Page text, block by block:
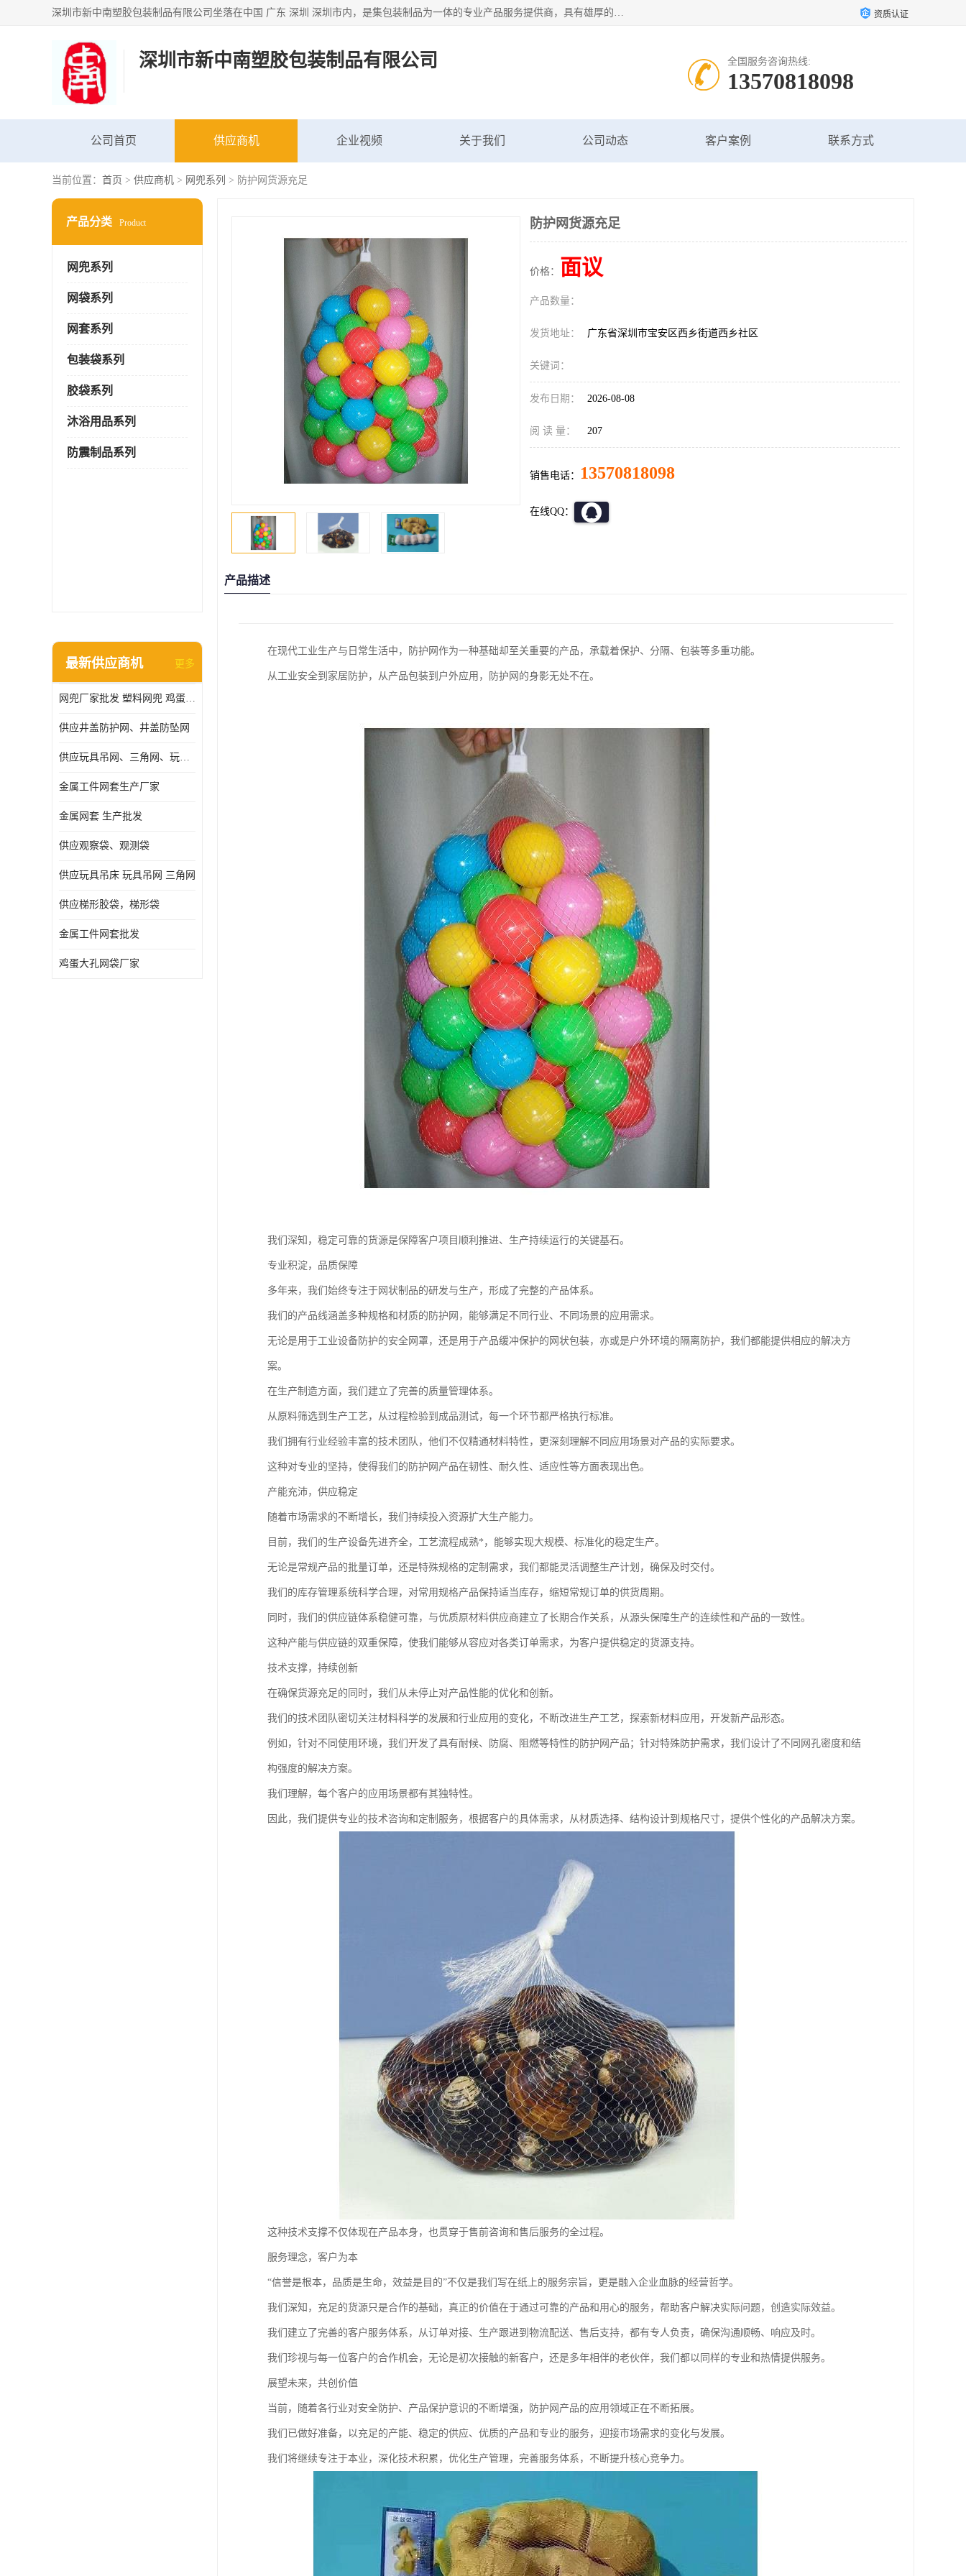
深圳市新中南塑胶包装制品有限公司坐落在中国 广东 深圳 深圳市内，是集包装制品为一体的专业产品服务提供商，具有雄厚的科研实力、技术实力和经济实力。主营网袋、网兜、网眼袋、网格袋、鱼丝网、尼龙网袋、网扣、网套等产品,大量批发,价格实惠。欢迎广大新老客户来电咨询价格、加盟、招商等服务。 资质认证
深圳市新中南塑胶包装制品有限公司 全国服务咨询热线:
13570818098
公司首页 供应商机 企业视频 关于我们 公司动态 客户案例 联系方式
当前位置： 首页 > 供应商机 > 网兜系列 > 防护网货源充足
产品分类 Product
网兜系列
网袋系列
网套系列
包装袋系列
胶袋系列
沐浴用品系列
防震制品系列
最新供应商机 更多
网兜厂家批发 塑料网兜 鸡蛋网兜
供应井盖防护网、井盖防坠网
供应玩具吊网、三角网、玩具吊床
金属工件网套生产厂家
金属网套 生产批发
供应观察袋、观测袋
供应玩具吊床 玩具吊网 三角网
供应梯形胶袋，梯形袋
金属工件网套批发
鸡蛋大孔网袋厂家
防护网货源充足
价格： 面议
产品数量：
发货地址： 广东省深圳市宝安区西乡街道西乡社区
关键词：
发布日期： 2026-08-08
阅 读 量： 207
销售电话： 13570818098
在线QQ：
产品描述
在现代工业生产与日常生活中，防护网作为一种基础却至关重要的产品，承载着保护、分隔、包装等多重功能。
从工业安全到家居防护，从产品包装到户外应用，防护网的身影无处不在。
我们深知，稳定可靠的货源是保障客户项目顺利推进、生产持续运行的关键基石。
专业积淀，品质保障
多年来，我们始终专注于网状制品的研发与生产，形成了完整的产品体系。
我们的产品线涵盖多种规格和材质的防护网，能够满足不同行业、不同场景的应用需求。
无论是用于工业设备防护的安全网罩，还是用于产品缓冲保护的网状包装，亦或是户外环境的隔离防护，我们都能提供相应的解决方
案。
在生产制造方面，我们建立了完善的质量管理体系。
从原料筛选到生产工艺，从过程检验到成品测试，每一个环节都严格执行标准。
我们拥有行业经验丰富的技术团队，他们不仅精通材料特性，更深刻理解不同应用场景对产品的实际要求。
这种对专业的坚持，使得我们的防护网产品在韧性、耐久性、适应性等方面表现出色。
产能充沛，供应稳定
随着市场需求的不断增长，我们持续投入资源扩大生产能力。
目前，我们的生产设备先进齐全，工艺流程成熟*，能够实现大规模、标准化的稳定生产。
无论是常规产品的批量订单，还是特殊规格的定制需求，我们都能灵活调整生产计划，确保及时交付。
我们的库存管理系统科学合理，对常用规格产品保持适当库存，缩短常规订单的供货周期。
同时，我们的供应链体系稳健可靠，与优质原材料供应商建立了长期合作关系，从源头保障生产的连续性和产品的一致性。
这种产能与供应链的双重保障，使我们能够从容应对各类订单需求，为客户提供稳定的货源支持。
技术支撑，持续创新
在确保货源充足的同时，我们从未停止对产品性能的优化和创新。
我们的技术团队密切关注材料科学的发展和行业应用的变化，不断改进生产工艺，探索新材料应用，开发新产品形态。
例如，针对不同使用环境，我们开发了具有耐候、防腐、阻燃等特性的防护网产品；针对特殊防护需求，我们设计了不同网孔密度和结
构强度的解决方案。
我们理解，每个客户的应用场景都有其独特性。
因此，我们提供专业的技术咨询和定制服务，根据客户的具体需求，从材质选择、结构设计到规格尺寸，提供个性化的产品解决方案。
这种技术支撑不仅体现在产品本身，也贯穿于售前咨询和售后服务的全过程。
服务理念，客户为本
“信誉是根本，品质是生命，效益是目的”不仅是我们写在纸上的服务宗旨，更是融入企业血脉的经营哲学。
我们深知，充足的货源只是合作的基础，真正的价值在于通过可靠的产品和用心的服务，帮助客户解决实际问题，创造实际效益。
我们建立了完善的客户服务体系，从订单对接、生产跟进到物流配送、售后支持，都有专人负责，确保沟通顺畅、响应及时。
我们珍视与每一位客户的合作机会，无论是初次接触的新客户，还是多年相伴的老伙伴，我们都以同样的专业和热情提供服务。
展望未来，共创价值
当前，随着各行业对安全防护、产品保护意识的不断增强，防护网产品的应用领域正在不断拓展。
我们已做好准备，以充足的产能、稳定的供应、优质的产品和专业的服务，迎接市场需求的变化与发展。
我们将继续专注于本业，深化技术积累，优化生产管理，完善服务体系，不断提升核心竞争力。